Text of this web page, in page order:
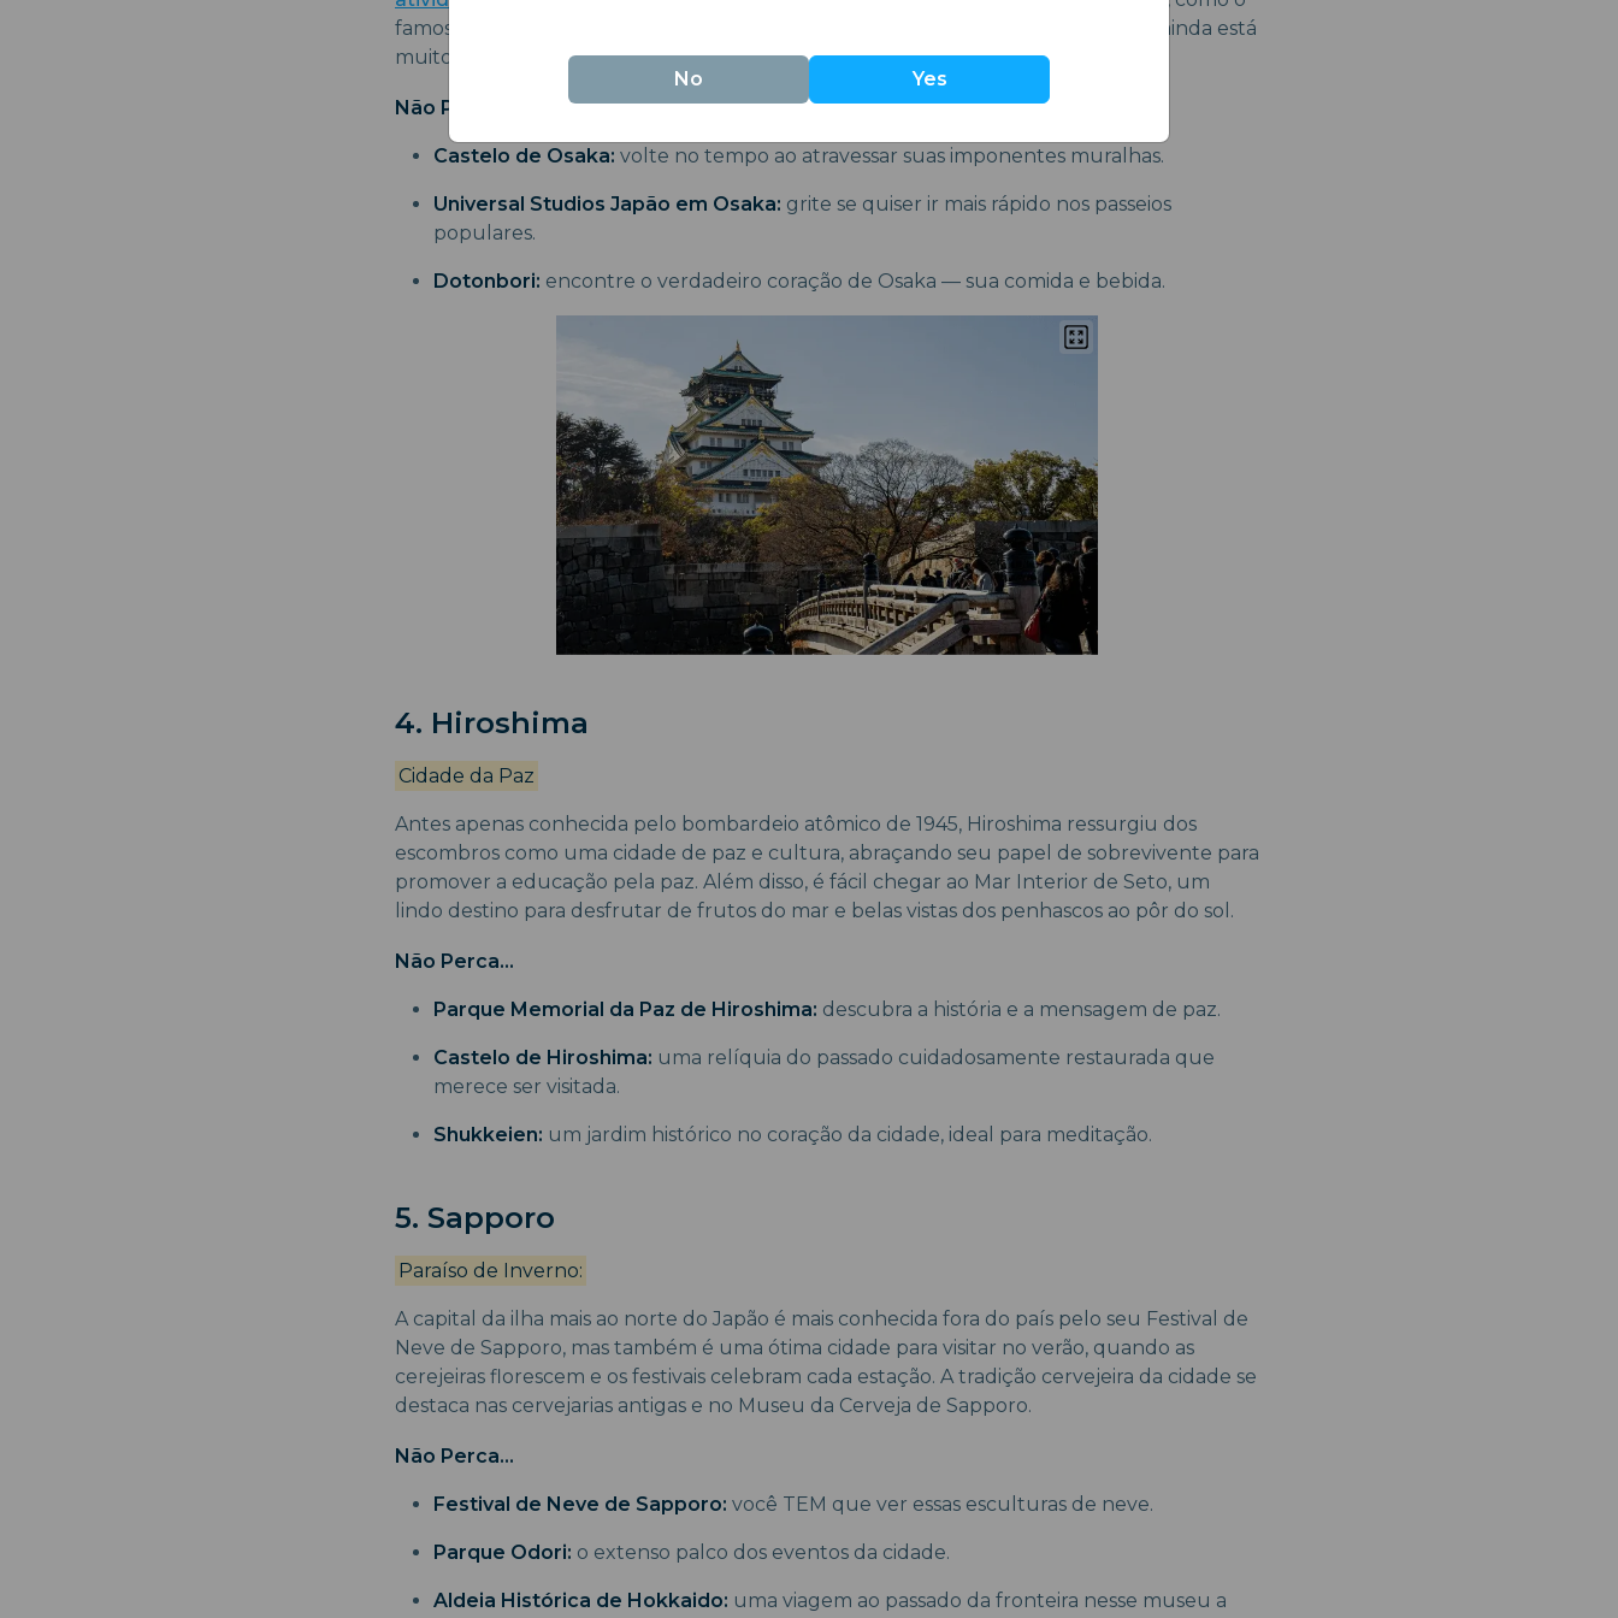
famoso Mercado Kuromon Ichiba, onde o animado passado mercantil da cidade ainda está
muito vivo.
Não Perca...
Castelo de Osaka: volte no tempo ao atravessar suas imponentes muralhas.
Universal Studios Japão em Osaka: grite se quiser ir mais rápido nos passeios
populares.
Dotonbori: encontre o verdadeiro coração de Osaka — sua comida e bebida.
4. Hiroshima
Cidade da Paz
Antes apenas conhecida pelo bombardeio atômico de 1945, Hiroshima ressurgiu dos
escombros como uma cidade de paz e cultura, abraçando seu papel de sobrevivente para
promover a educação pela paz. Além disso, é fácil chegar ao Mar Interior de Seto, um
lindo destino para desfrutar de frutos do mar e belas vistas dos penhascos ao pôr do sol.
Não Perca...
Parque Memorial da Paz de Hiroshima: descubra a história e a mensagem de paz.
Castelo de Hiroshima: uma relíquia do passado cuidadosamente restaurada que
merece ser visitada.
Shukkeien: um jardim histórico no coração da cidade, ideal para meditação.
5. Sapporo
Paraíso de Inverno:
A capital da ilha mais ao norte do Japão é mais conhecida fora do país pelo seu Festival de
Neve de Sapporo, mas também é uma ótima cidade para visitar no verão, quando as
cerejeiras florescem e os festivais celebram cada estação. A tradição cervejeira da cidade se
destaca nas cervejarias antigas e no Museu da Cerveja de Sapporo.
Não Perca...
Festival de Neve de Sapporo: você TEM que ver essas esculturas de neve.
Parque Odori: o extenso palco dos eventos da cidade.
Aldeia Histórica de Hokkaido: uma viagem ao passado da fronteira nesse museu a
No Yes